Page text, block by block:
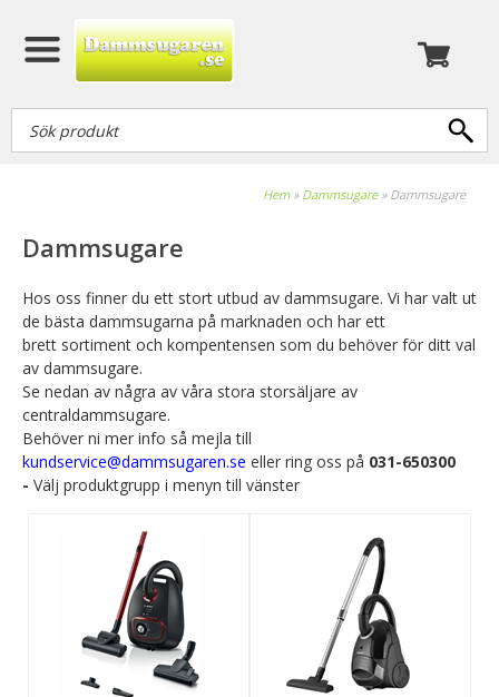
Hem» Dammsugare» Dammsugare
Dammsugare
Hos oss finner du ett stort utbud av dammsugare. Vi har valt ut
de bästa dammsugarna på marknaden och har ett
brett sortiment och kompentensen som du behöver för ditt val
av dammsugare.
Se nedan av några av våra stora storsäljare av
centraldammsugare.
Behöver ni mer info så mejla till
kundservice@dammsugaren.se eller ring oss på 031-650300
- Välj produktgrupp i menyn till vänster